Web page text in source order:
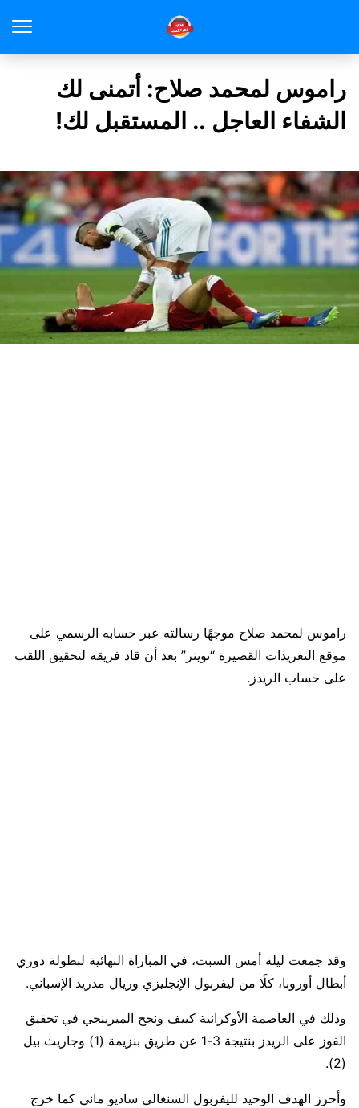
راموس لمحمد صلاح: أتمنى لك
الشفاء العاجل .. المستقبل لك!
راموس لمحمد صلاح موجهًا رسالته عبر حسابه الرسمي على
موقع التغريدات القصيرة “تويتر” بعد أن قاد فريقه لتحقيق اللقب
على حساب الريدز.
وقد جمعت ليلة أمس السبت، في المباراة النهائية لبطولة دوري
أبطال أوروبا، كلًا من ليفربول الإنجليزي وريال مدريد الإسباني.
وذلك في العاصمة الأوكرانية كييف ونجح الميرينجي في تحقيق
الفوز على الريدز بنتيجة 3-1 عن طريق بنزيمة (1) وجاريث بيل
(2).
وأحرز الهدف الوحيد لليفربول السنغالي ساديو ماني كما خرج